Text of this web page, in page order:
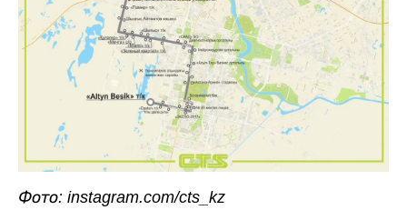
Фото: instagram.com/cts_kz